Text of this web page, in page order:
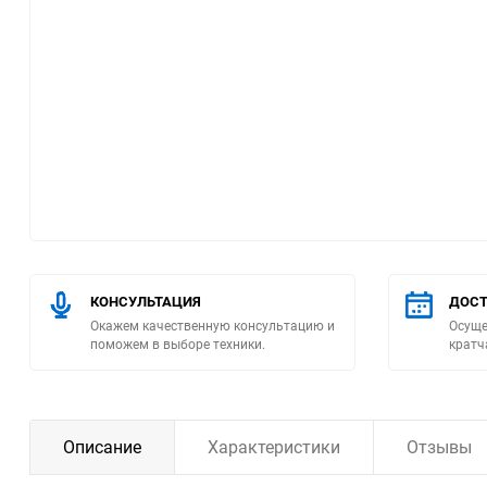
Климатическая техника
Измерительное
оборудование
КОНСУЛЬТАЦИЯ
Окажем качественную консультацию и
поможем в выборе техники.
Описание Характеристики Отзывы